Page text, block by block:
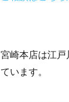
宮崎本店は江
ています。